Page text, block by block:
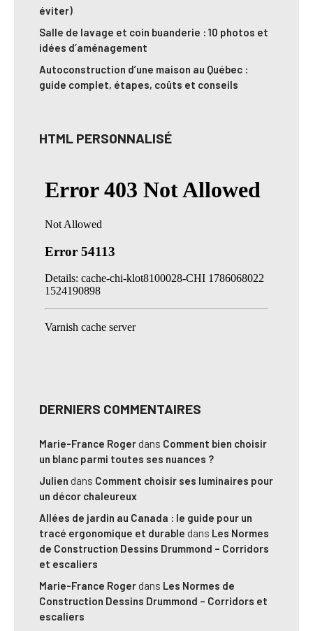
éviter)
Salle de lavage et coin buanderie : 10 photos et
idées d’aménagement
Autoconstruction d’une maison au Québec :
guide complet, étapes, coûts et conseils
HTML PERSONNALISÉ
DERNIERS COMMENTAIRES
Marie-France Roger dans Comment bien choisir
un blanc parmi toutes ses nuances ?
Julien dans Comment choisir ses luminaires pour
un décor chaleureux
Allées de jardin au Canada : le guide pour un
tracé ergonomique et durable dans Les Normes
de Construction Dessins Drummond – Corridors
et escaliers
Marie-France Roger dans Les Normes de
Construction Dessins Drummond – Corridors et
escaliers